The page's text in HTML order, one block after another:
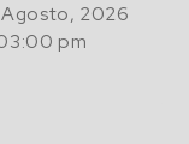
Artificial